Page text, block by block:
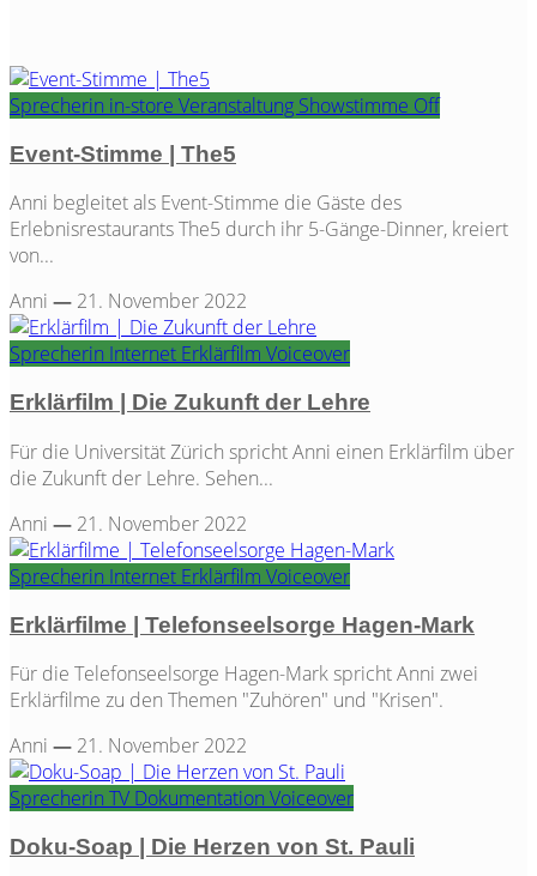
Tag
Sprecherin in-store Veranstaltung Showstimme Off
Event-Stimme | The5
Anni begleitet als Event-Stimme die Gäste des
Erlebnisrestaurants The5 durch ihr 5-Gänge-Dinner, kreiert
von...
Anni — 21. November 2022
Sprecherin Internet Erklärfilm Voiceover
Erklärfilm | Die Zukunft der Lehre
Für die Universität Zürich spricht Anni einen Erklärfilm über
die Zukunft der Lehre. Sehen...
Anni — 21. November 2022
Sprecherin Internet Erklärfilm Voiceover
Erklärfilme | Telefonseelsorge Hagen-Mark
Für die Telefonseelsorge Hagen-Mark spricht Anni zwei
Erklärfilme zu den Themen "Zuhören" und "Krisen".
Anni — 21. November 2022
Sprecherin TV Dokumentation Voiceover
Doku-Soap | Die Herzen von St. Pauli